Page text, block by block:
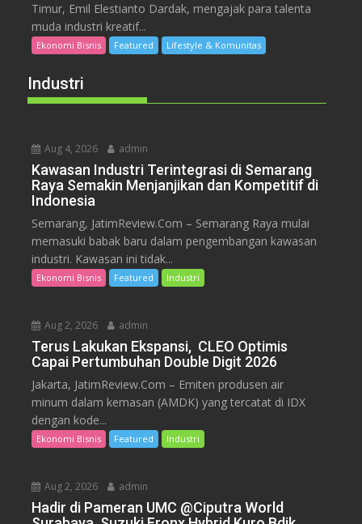
Timur, Emil Elestianto Dardak, mengajak para talenta
muda industri kreatif...
Ekonomi Bisnis Featured Lifestyle & Komunitas
Industri
Aug 4, 2026 admin
Kawasan Industri Terintegrasi di Semarang
Raya Semakin Menjanjikan dan Kompetitif di
Indonesia
Semarang, JatimReview.Com – Semarang Raya mulai
memasuki babak baru dalam pengembangan kawasan
industri. Kawasan ini tidak...
Ekonomi Bisnis Featured Industri
Aug 2, 2026 admin
Terus Lakukan Ekspansi, CLEO Optimis
Capai Pertumbuhan Double Digit 2026
Jakarta, JatimReview.Com – Emiten produsen air
minum dalam kemasan (AMDK) yang tercatat di IDX
dengan kode...
Ekonomi Bisnis Featured Industri
Aug 2, 2026 admin
Hadir di Pameran UMC @Ciputra World